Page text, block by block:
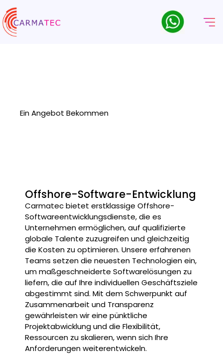
Ein Angebot Bekommen
Offshore-Software-Entwicklung
Carmatec bietet erstklassige Offshore-
Softwareentwicklungsdienste, die es
Unternehmen ermöglichen, auf qualifizierte
globale Talente zuzugreifen und gleichzeitig
die Kosten zu optimieren. Unsere erfahrenen
Teams setzen die neuesten Technologien ein,
um maßgeschneiderte Softwarelösungen zu
liefern, die auf Ihre individuellen Geschäftsziele
abgestimmt sind. Mit dem Schwerpunkt auf
Zusammenarbeit und Transparenz
gewährleisten wir eine pünktliche
Projektabwicklung und die Flexibilität,
Ressourcen zu skalieren, wenn sich Ihre
Anforderungen weiterentwickeln.